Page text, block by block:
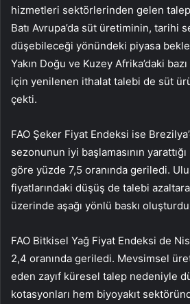
hizmetleri sektörlerinden gelen talep
Batı Avrupa’da süt üretiminin, tarihi
düşebileceği yönündeki piyasa
Yakın Doğu ve Kuzey Afrika’daki
için yenilenen ithalat talebi de süt
çekti.
FAO Şeker Fiyat Endeksi ise
sezonunun iyi başlamasının
göre yüzde 7,5 oranında geriledi.
fiyatlarındaki düşüş de talebi
üzerinde aşağı yönlü baskı
FAO Bitkisel Yağ Fiyat Endeksi de
2,4 oranında geriledi. Mevsimsel
eden zayıf küresel talep nedeniyle
kotasyonları hem biyoyakıt